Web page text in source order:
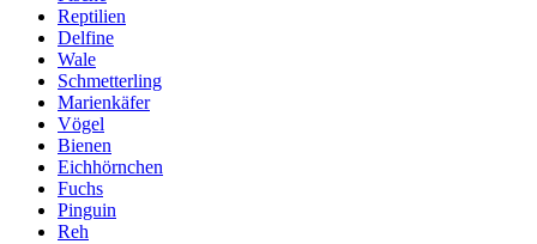
Reptilien
Delfine
Wale
Schmetterling
Marienkäfer
Vögel
Bienen
Eichhörnchen
Fuchs
Pinguin
Reh